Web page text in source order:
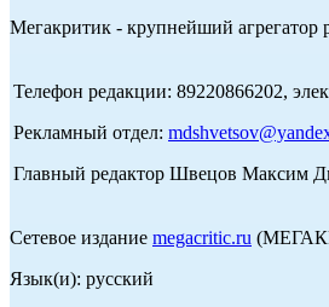
Мегакритик - крупнейший агрегатор
Телефон редакции: 89220866202,
Рекламный отдел:
Главный редактор Швецов Максим
Сетевое издание megacritic.ru
Язык(и): русский